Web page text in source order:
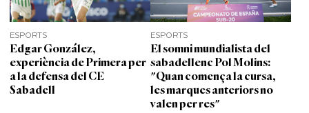
ESPORTS
Edgar González,
experiència de Primera per
a la defensa del CE
Sabadell
ESPORTS
El somni mundialista del
sabadellenc Pol Molins:
"Quan comença la cursa,
les marques anteriors no
valen per res"